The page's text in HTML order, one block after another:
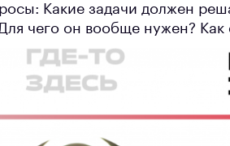
Какие задачи должен
чего он вообще нужен? Как